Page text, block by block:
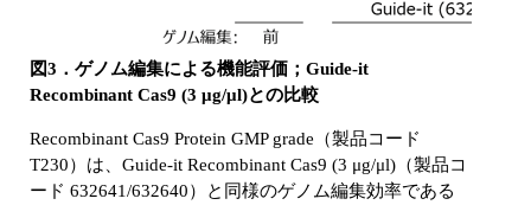
図3．ゲノム編集による機能評価；Guide-it
Recombinant Cas9 (3 μg/μl)との比較
Recombinant Cas9 Protein GMP grade（製品コード
T230）は、Guide-it Recombinant Cas9 (3 μg/μl)（製品コ
ード 632641/632640）と同様のゲノム編集効率である